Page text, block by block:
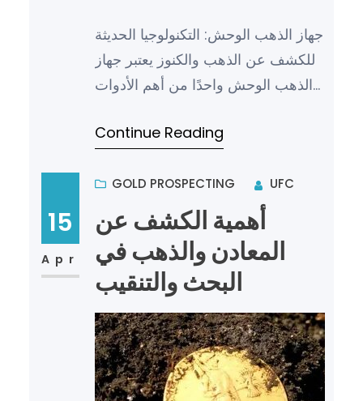
جهاز الذهب الوحش: التكنولوجيا الحديثة
للكشف عن الذهب والكنوز يعتبر جهاز
الذهب الوحش واحدًا من أهم الأدوات
والكنوز. فهو ي…
Continue Reading
15
Apr
GOLD PROSPECTING UFC
أهمية الكشف عن
المعادن والذهب في
البحث والتنقيب